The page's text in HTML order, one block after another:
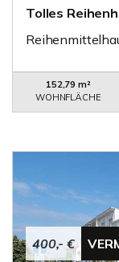
Tolles
152,79 m²
WOHNFLÄCHE
400,- €